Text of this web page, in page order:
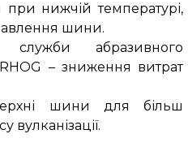
нижчій температурі,
шини.
абразивного
– зниження витрат
шини для більш
вулканізації.